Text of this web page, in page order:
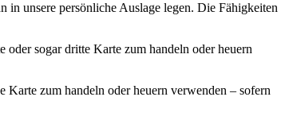
in unsere persönliche Auslage legen. Die Fähigkeiten
sogar dritte Karte zum handeln oder heuern
zum handeln oder heuern verwenden – sofern